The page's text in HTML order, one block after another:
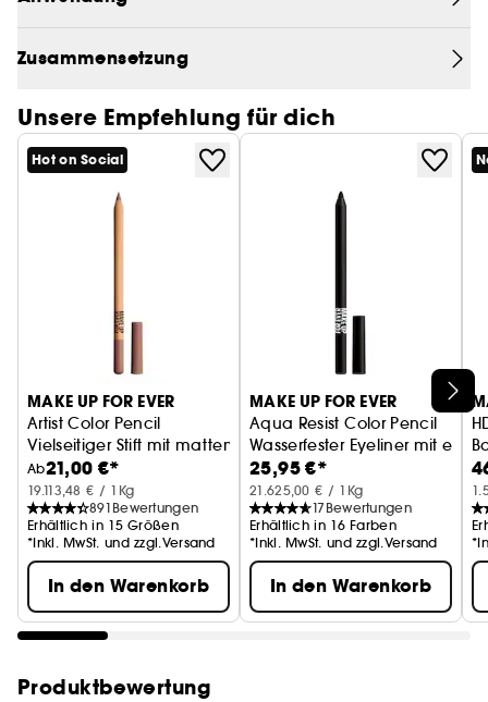
ganz besonders hervorragend für das Auftragen
hochwertige Profipinsel im einzigartigen Design ist
Zusammensetzung
Unsere Empfehlung für dich
Hot on Social
MAKE UP FOR EVER
Artist Color Pencil
Vielseitiger Stift mit mattem oder funkelndem Finish
Ab21,00 €*
19.113,48 € / 1Kg
891 Bewertungen
Erhältlich in 15 Größen
*Inkl. MwSt. und zzgl.Versand
In den Warenkorb
MAKE UP FOR EVER
Aqua Resist Color Pencil
Wasserfester Eyeliner mit
25,95 €*
21.625,00 € / 1Kg
17 Bewertungen
Erhältlich in 16 Farben
*Inkl. MwSt. und zzgl.Versand
In den Warenkorb
Produktbewertung